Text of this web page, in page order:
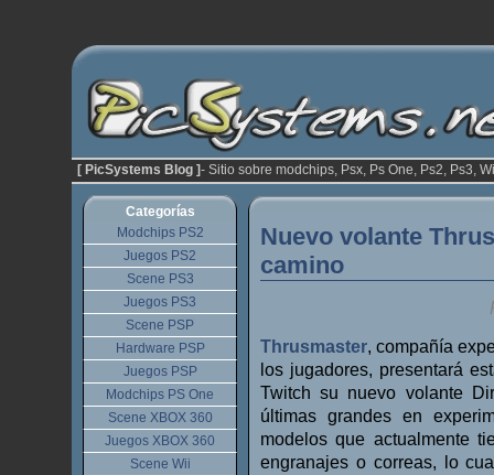
[ PicSystems Blog ]- Sitio sobre modchips, Psx, Ps One, Ps2, Ps3,
Nuevo volante
camino
Thrusmaster, compañía
los jugadores, presentará
Twitch su nuevo volante
últimas grandes en
modelos que actualmente
engranajes o correas, lo
Categorías
Modchips PS2
Juegos PS2
Scene PS3
Juegos PS3
Scene PSP
Hardware PSP
Juegos PSP
Modchips PS One
Scene XBOX 360
Juegos XBOX 360
Scene Wii